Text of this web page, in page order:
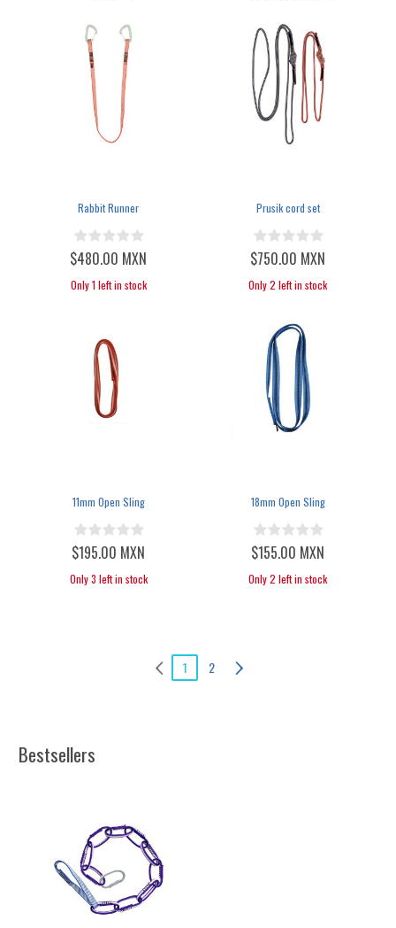
Rabbit Runner
$480.00 MXN
Only 1 left in stock
Prusik cord set
$750.00 MXN
Only 2 left in stock
11mm Open Sling
$195.00 MXN
Only 3 left in stock
18mm Open Sling
$155.00 MXN
Only 2 left in stock
1 2
Bestsellers